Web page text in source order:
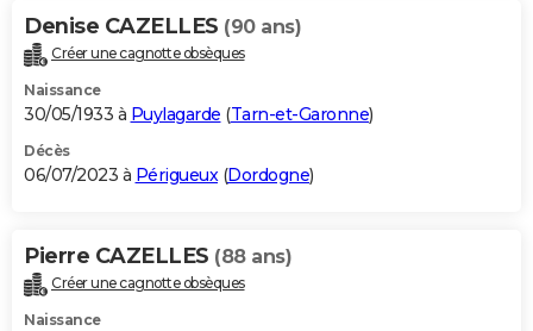
Denise CAZELLES (90 ans)
Créer une cagnotte obsèques
Naissance
30/05/1933 à Puylagarde (Tarn-et-Garonne)
Décès
06/07/2023 à Périgueux(Dordogne)
Pierre CAZELLES (88 ans)
Créer une cagnotte obsèques
Naissance